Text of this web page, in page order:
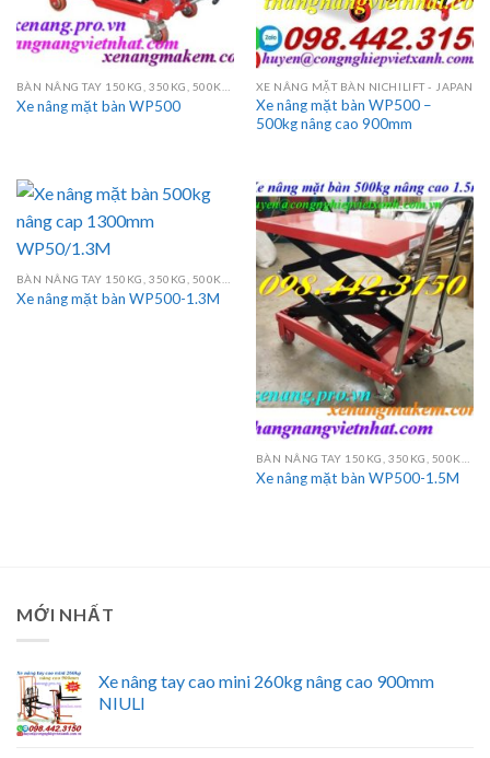
Xe nâng mặt bàn WP500
XE NÂNG MẶT BÀN NICHILIFT - JAPAN
Xe nâng mặt bàn WP500 –
500kg nâng cao 900mm
BÀN NÂNG TAY 150KG, 350KG, 500KG, 750KG, 800KG, 1000KG
Xe nâng mặt bàn WP500-1.3M
BÀN NÂNG TAY 150KG, 350KG, 500KG, 750KG, 800KG, 1000KG
Xe nâng mặt bàn WP500-1.5M
MỚI NHẤT
Xe nâng tay cao mini 260kg nâng cao 900mm
NIULI